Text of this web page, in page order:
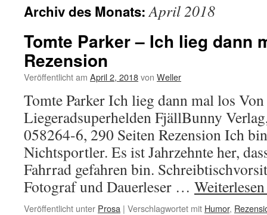
Archiv des Monats:April 2018
Tomte Parker – Ich lieg dann
Rezension
Veröffentlicht am April 2, 2018von Weller
Tomte Parker Ich lieg dann mal los
Liegeradsuperhelden FjällBunny
058264-6, 290 Seiten Rezension Ich
Nichtsportler. Es ist Jahrzehnte her,
Fahrrad gefahren bin.
Fotograf und Dauerleser …
Veröffentlicht unter Prosa | Verschlagwortet mit Humor,